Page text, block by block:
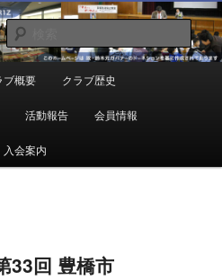
クラブ
検
索
ブ概要 クラブ歴史
活動報告 会員情報
入会案内
33回 豊橋市